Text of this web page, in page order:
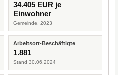
34.405 EUR je
Einwohner
Gemeinde, 2023
Arbeitsort-Beschäftigte
1.881
Stand 30.06.2024